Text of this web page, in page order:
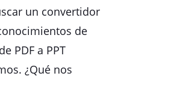
un convertidor
de
PDF a PPT
¿Qué nos